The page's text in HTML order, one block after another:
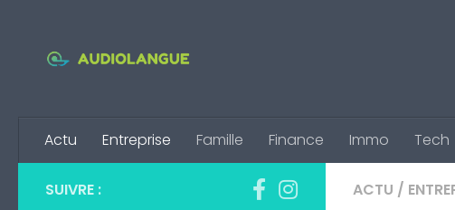
Actu Entreprise Famille Finance Immo Tech
ACTU /
SUIVRE :